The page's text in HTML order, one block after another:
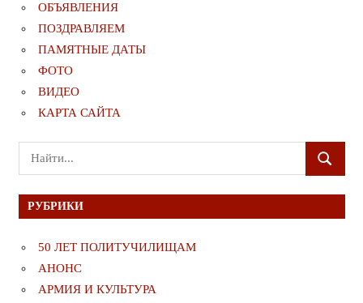
ОБЪЯВЛЕНИЯ
ПОЗДРАВЛЯЕМ
ПАМЯТНЫЕ ДАТЫ
ФОТО
ВИДЕО
КАРТА САЙТА
Поиск
для:
ПОИСК
РУБРИКИ
50 ЛЕТ ПОЛИТУЧИЛИЩАМ
АНОНС
АРМИЯ И КУЛЬТУРА